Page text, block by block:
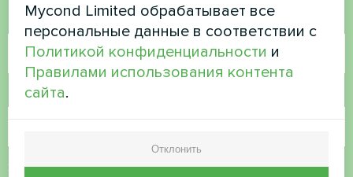
Номер телефона
Электронная почта
Mycond Limited обрабатывает все
персональные данные в соответствии с
Политикой конфиденциальности и
Правилами использования контента
сайта.
Отклонить